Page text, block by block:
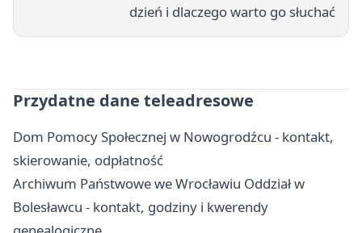
dzień i dlaczego warto go słuchać
Przydatne dane teleadresowe
Dom Pomocy Społecznej w Nowogrodźcu - kontakt,
skierowanie, odpłatność
Archiwum Państwowe we Wrocławiu Oddział w
Bolesławcu - kontakt, godziny i kwerendy